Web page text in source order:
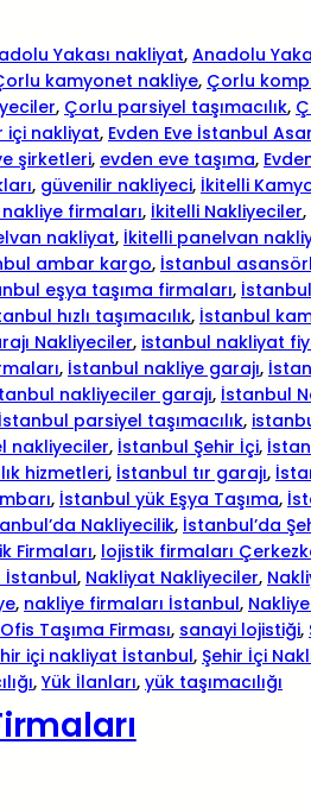
Yakası nakliyat, Anadolu
kamyonet nakliye, Çorlu
, Çorlu parsiyel taşımacılık,
içi nakliyat, Evden Eve İstanbul
şirketleri, evden eve taşıma,
, güvenilir nakliyeci, İkitelli
firmaları, İkitelli Nakliyeciler,
nakliyat, İkitelli panelvan
ambar kargo, İstanbul
eşya taşıma firmaları,
hızlı taşımacılık, İstanbul
Nakliyeciler, istanbul nakliyat
, İstanbul nakliye garajı,
nakliyeciler garajı, İstanbul
İstanbul parsiyel taşımacılık,
nakliyeciler, İstanbul Şehir İçi,
hizmetleri, İstanbul tır garajı,
, İstanbul yük Eşya Taşıma,
Nakliyecilik, İstanbul’da
Firmaları, lojistik firmaları
İstanbul, Nakliyat Nakliyeciler,
, nakliye firmaları İstanbul,
Taşıma Firması, sanayi lojistiği,
içi nakliyat İstanbul, Şehir İçi
, Yük İlanları, yük taşımacılığı